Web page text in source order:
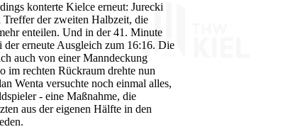
konterte Kielce erneut: Jurecki
Treffer der zweiten Halbzeit, die
enteilen. Und in der 41. Minute
der erneute Ausgleich zum 16:16. Die
auch von einer Manndeckung
im rechten Rückraum drehte nun
Wenta versuchte noch einmal alles,
- eine Maßnahme, die
aus der eigenen Hälfte in den